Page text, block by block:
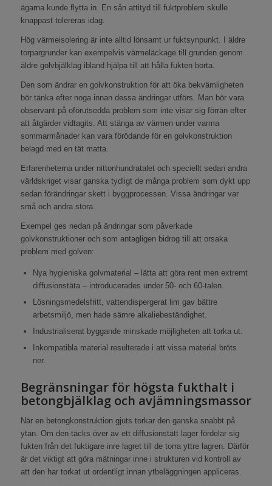
ägarna kunde flytta in. En sån attityd till fuktproblem skulle
knappast tolereras idag.
Hög värmeisolering är inte alltid lönsamt ur fuktsynpunkt. I äldre
torpargrunder kan exempelvis värmeläckage till grunden genom
äldre golvbjälklag ibland hjälpa till att hålla fukten borta.
Den som ändrar en golvkonstruktion för att öka bekvämligheten
bör tänka efter noga innan dessa ändringar utförs. Man bör vara
observant på oförutsedda problem som inte visar sig förrän efter
att åtgärder vidtagits. Att stänga av värmen under varma
sommarmånader kan vara förödande för en golvkonstruktion
belagd med en tät matta.
Erfarenheterna under nittonhundratalet och speciellt sedan andra
världskriget visar ganska tydligt de många problem som dykt upp
sedan förändringar skett i byggprocessen. Vissa ändringar var
små och andra stora.
Exempel ges nedan på ändringar som påverkade
golvkonstruktioner och som antagligen bidrog till att orsaka
problem med golven:
Nya hygieniska golvmaterial – lätta att göra rent men extremt
diffusionstäta – introducerades under 50- och 60-talen.
Lösningsmedelsfritt, vattendispergerat lim gav bättre
arbetsmiljö, men hade sämre alkaliebeständighet.
Industrialiserat byggande minskade möjligheten att torka ut.
Inkompatibla material resulterade i att vissa material bröts
ner.
Begränsningar för högsta fukthalt i
betongbjälklag och avjämningsmassor
När en betongkonstruktion gjuts torkar den ganska snabbt på
ytan. Om den täcks över av ett diffusionstätt lager fördelar sig
fukten från det fuktigare inre lagret till de torra yttre lagren. Därför
är det viktigt att göra mätningar inne i strukturen vid kontroll av
att den har torkat ut ordentligt innan ytbeläggningen appliceras.